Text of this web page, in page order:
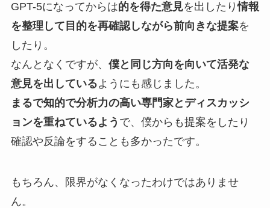
GPT-5になってからは的を得た意見を出したり情報
を整理して目的を再確認しながら前向きな提案を
したり。
なんとなくですが、 僕と同じ方向を向いて活発な
意見を出しているようにも感じました。
まるで知的で分析力の高い専門家とディスカッシ
ョンを重ねているよう で、僕からも提案をしたり
確認や反論をすることも多かったです。
もちろん、限界がなくなったわけではありませ
ん。